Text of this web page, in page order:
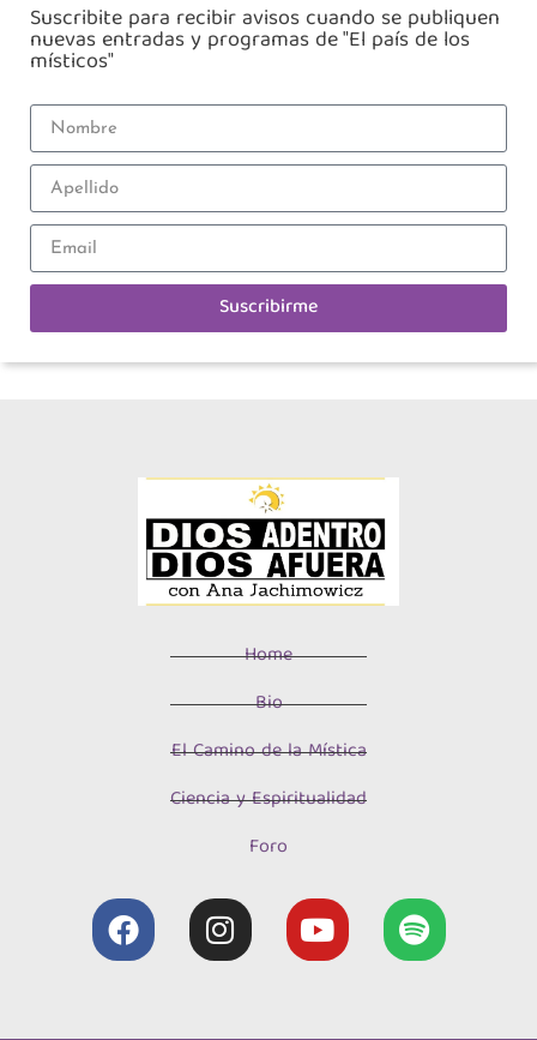
Suscribite para recibir avisos cuando se publiquen
nuevas entradas y programas de "El país de los
místicos"
Suscribirme
Home
Bio
El Camino de la Mística
Ciencia y Espiritualidad
Foro